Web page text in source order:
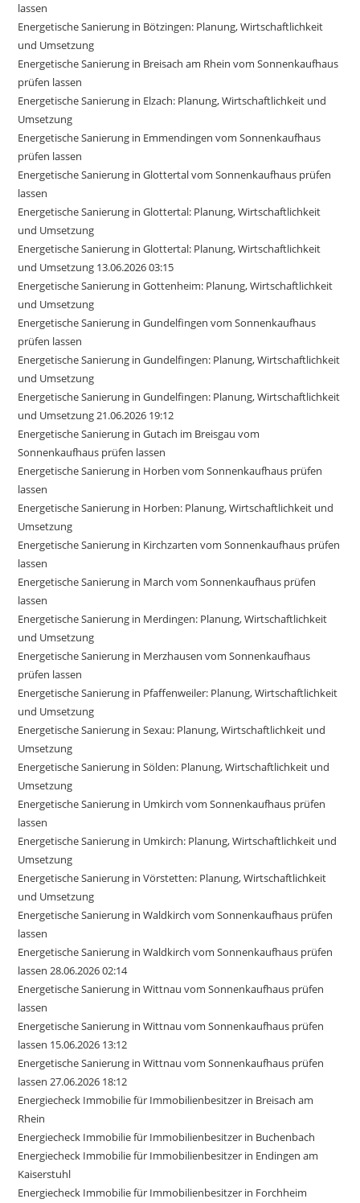
lassen
Energetische Sanierung in Bötzingen: Planung, Wirtschaftlichkeit
und Umsetzung
Energetische Sanierung in Breisach am Rhein vom Sonnenkaufhaus
prüfen lassen
Energetische Sanierung in Elzach: Planung, Wirtschaftlichkeit und
Umsetzung
Energetische Sanierung in Emmendingen vom Sonnenkaufhaus
prüfen lassen
Energetische Sanierung in Glottertal vom Sonnenkaufhaus prüfen
lassen
Energetische Sanierung in Glottertal: Planung, Wirtschaftlichkeit
und Umsetzung
Energetische Sanierung in Glottertal: Planung, Wirtschaftlichkeit
und Umsetzung 13.06.2026 03:15
Energetische Sanierung in Gottenheim: Planung, Wirtschaftlichkeit
und Umsetzung
Energetische Sanierung in Gundelfingen vom Sonnenkaufhaus
prüfen lassen
Energetische Sanierung in Gundelfingen: Planung, Wirtschaftlichkeit
und Umsetzung
Energetische Sanierung in Gundelfingen: Planung, Wirtschaftlichkeit
und Umsetzung 21.06.2026 19:12
Energetische Sanierung in Gutach im Breisgau vom
Sonnenkaufhaus prüfen lassen
Energetische Sanierung in Horben vom Sonnenkaufhaus prüfen
lassen
Energetische Sanierung in Horben: Planung, Wirtschaftlichkeit und
Umsetzung
Energetische Sanierung in Kirchzarten vom Sonnenkaufhaus prüfen
lassen
Energetische Sanierung in March vom Sonnenkaufhaus prüfen
lassen
Energetische Sanierung in Merdingen: Planung, Wirtschaftlichkeit
und Umsetzung
Energetische Sanierung in Merzhausen vom Sonnenkaufhaus
prüfen lassen
Energetische Sanierung in Pfaffenweiler: Planung, Wirtschaftlichkeit
und Umsetzung
Energetische Sanierung in Sexau: Planung, Wirtschaftlichkeit und
Umsetzung
Energetische Sanierung in Sölden: Planung, Wirtschaftlichkeit und
Umsetzung
Energetische Sanierung in Umkirch vom Sonnenkaufhaus prüfen
lassen
Energetische Sanierung in Umkirch: Planung, Wirtschaftlichkeit und
Umsetzung
Energetische Sanierung in Vörstetten: Planung, Wirtschaftlichkeit
und Umsetzung
Energetische Sanierung in Waldkirch vom Sonnenkaufhaus prüfen
lassen
Energetische Sanierung in Waldkirch vom Sonnenkaufhaus prüfen
lassen 28.06.2026 02:14
Energetische Sanierung in Wittnau vom Sonnenkaufhaus prüfen
lassen
Energetische Sanierung in Wittnau vom Sonnenkaufhaus prüfen
lassen 15.06.2026 13:12
Energetische Sanierung in Wittnau vom Sonnenkaufhaus prüfen
lassen 27.06.2026 18:12
Energiecheck Immobilie für Immobilienbesitzer in Breisach am
Rhein
Energiecheck Immobilie für Immobilienbesitzer in Buchenbach
Energiecheck Immobilie für Immobilienbesitzer in Endingen am
Kaiserstuhl
Energiecheck Immobilie für Immobilienbesitzer in Forchheim